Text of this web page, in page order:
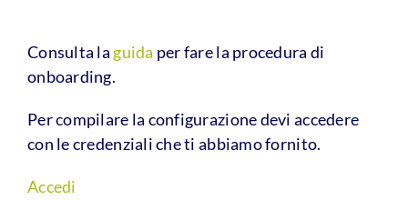
Consulta la guida per fare la procedura di
onboarding.
Per compilare la configurazione devi accedere
con le credenziali che ti abbiamo fornito.
Accedi